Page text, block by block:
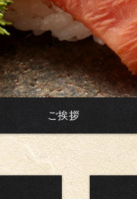
ご挨拶